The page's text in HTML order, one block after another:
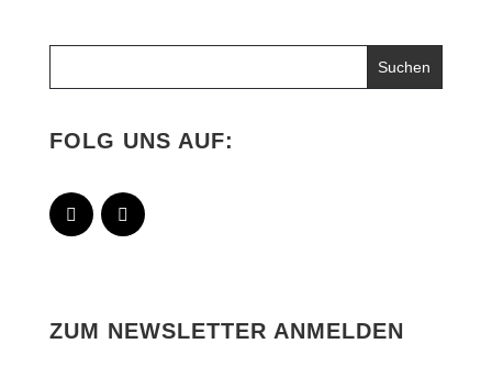
FOLG UNS AUF:
ZUM NEWSLETTER ANMELDEN